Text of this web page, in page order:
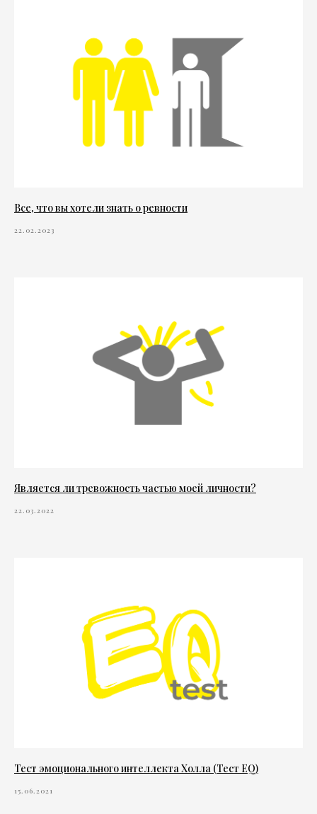
Все, что вы хотели знать о ревности
22.02.2023
Является ли тревожность частью моей личности?
22.03.2022
Тест эмоционального интеллекта Холла (Тест EQ)
15.06.2021